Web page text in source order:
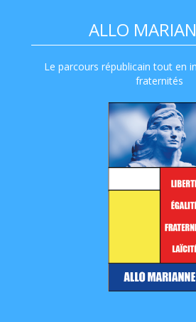
ALLO
Le parcours républicain tout en
fraternités